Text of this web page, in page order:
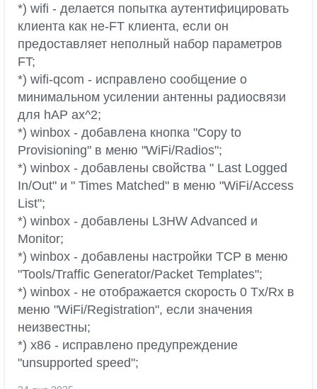
*) wifi - делается попытка аутентифицировать
клиента как не-FT клиента, если он
предоставляет неполный набор параметров
FT;
*) wifi-qcom - исправлено сообщение о
минимальном усилении антенны радиосвязи
для hAP ax^2;
*) winbox - добавлена кнопка "Copy to
Provisioning" в меню "WiFi/Radios";
*) winbox - добавлены свойства " Last Logged
In/Out" и " Times Matched" в меню "WiFi/Access
List";
*) winbox - добавлены L3HW Advanced и
Monitor;
*) winbox - добавлены настройки TCP в меню
"Tools/Traffic Generator/Packet Templates";
*) winbox - не отображается скорость 0 Tx/Rx в
меню "WiFi/Registration", если значения
неизвестны;
*) x86 - исправлено предупреждение
"unsupported speed";